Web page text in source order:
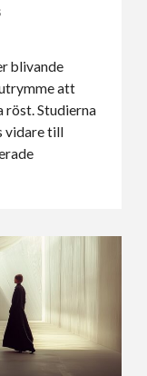
blivande
att
röst. Studierna
vidare till